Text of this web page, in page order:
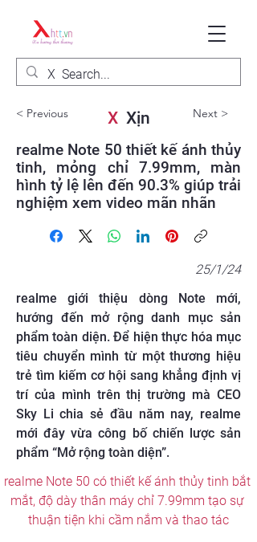
< Previous XXịn Next >
realme Note 50 thiết kế ánh thủy
tinh, mỏng chỉ 7.99mm, màn
hình tỷ lệ lên đến 90.3% giúp trải
nghiệm xem video mãn nhãn
25/1/24
realme giới thiệu dòng Note mới,
hướng đến mở rộng danh mục sản
phẩm toàn diện. Để hiện thực hóa mục
tiêu chuyển mình từ một thương hiệu
trẻ tìm kiếm cơ hội sang khẳng định vị
trí của mình trên thị trường mà CEO
Sky Li chia sẻ đầu năm nay, realme
mới đây vừa công bố chiến lược sản
phẩm “Mở rộng toàn diện”.
realme Note 50 có thiết kế ánh thủy tinh bắt
mắt, độ dày thân máy chỉ 7.99mm tạo sự
thuận tiện khi cầm nắm và thao tác